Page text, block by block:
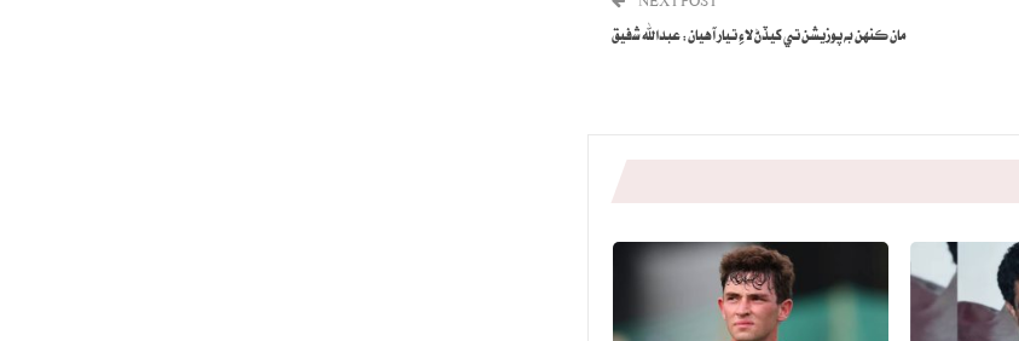
NEXT POST
مان ڪنهن به پوزيشن تي کيڏڻ لاءِ تيار آهيان: عبدالله شفيق